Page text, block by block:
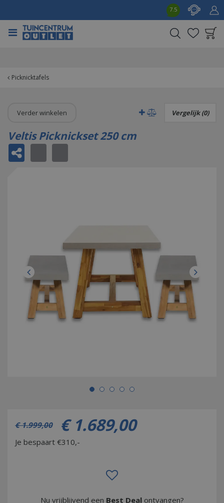
Picknicktafels
7.5
Verder winkelen Vergelijk (0)
Veltis Picknickset 250 cm
€ 1.999,00 € 1.689,00
Je bespaart €310,-
Nu vrijblijvend een Best Dealontvangen?